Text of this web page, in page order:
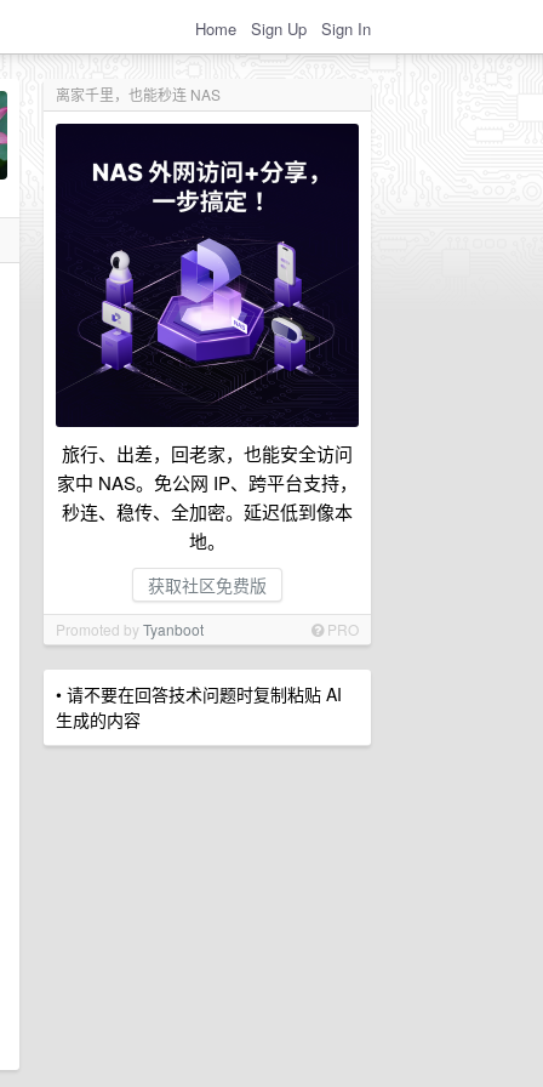
Home Sign Up Sign In
离家千里，也能秒连 NAS
旅行、出差，回老家，也能安全访问
家中 NAS。免公网 IP、跨平台支持，
秒连、稳传、全加密。延迟低到像本
地。
获取社区免费版
Promoted byTyanboot PRO
• 请不要在回答技术问题时复制粘贴 AI
生成的内容